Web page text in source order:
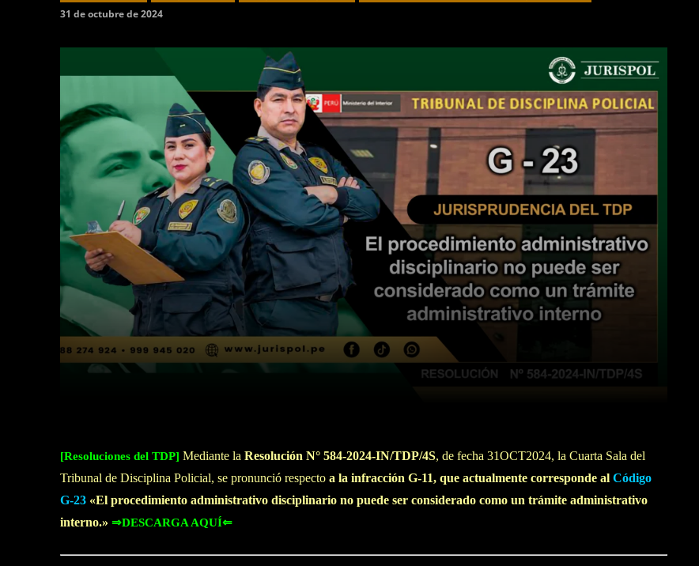
31 de octubre de 2024
WhatsApp Linkedin
[Resoluciones del TDP] Mediante la Resolución N° 584-2024-IN/TDP/4S, de fecha 31OCT2024, la Cuarta Sala del
Tribunal de Disciplina Policial, se pronunció respecto a la infracción G-11, que actualmente corresponde al Código
G-23 «El procedimiento administrativo disciplinario no puede ser considerado como un trámite administrativo
interno.» ⇒DESCARGA AQUÍ⇐